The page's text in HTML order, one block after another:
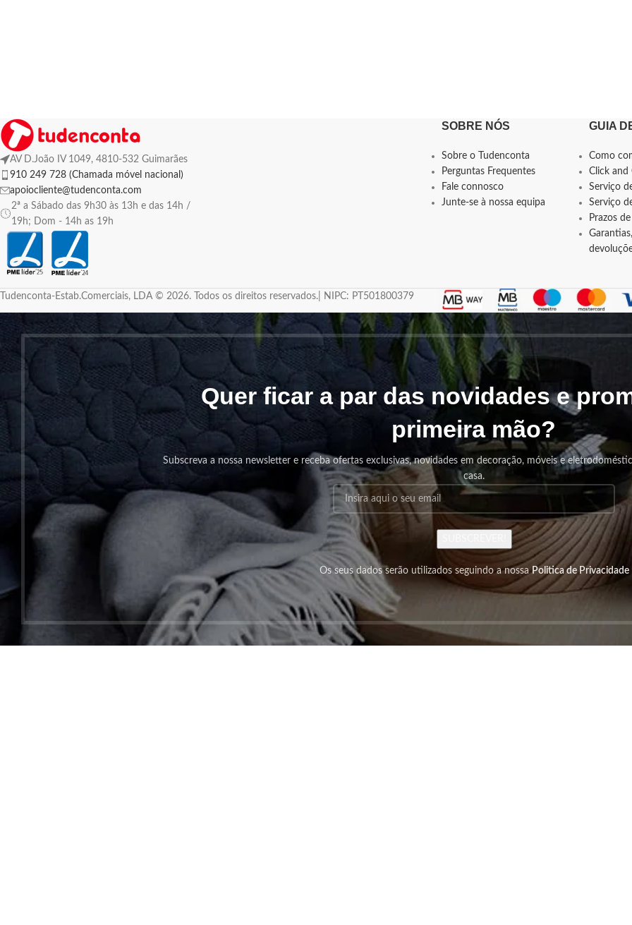
AV D.João IV 1049, 4810-532 Guimarães
910 249 728 (Chamada móvel nacional)
apoiocliente@tudenconta.com
2ª a Sábado das 9h30 às 13h e das 14h /
19h; Dom - 14h as 19h
SOBRE NÓS
Sobre o Tudenconta
Perguntas Frequentes
Fale connosco
Junte-se à nossa equipa
GUIA
Como
Click and
Serviço
Serviço
Prazos
Tudenconta-Estab.Comerciais, LDA © 2026. Todos os direitos reservados.| NIPC: PT501800379
Quer ficar a par das novidades e
primeira mão?
Subscreva a nossa newsletter e receba ofertas exclusivas, novidades em decoração, móveis e
casa.
Os seus dados serão utilizados seguindo a nossaPolitica de Privacidade